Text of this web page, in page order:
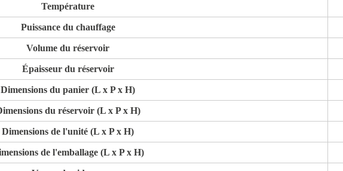
Température
Puissance du chauffage
Volume du réservoir
Épaisseur du réservoir
Dimensions du panier (L x P x H)
du réservoir (L x P x H)
Dimensions de l'unité (L x P x H)
de l'emballage (L x P x H)